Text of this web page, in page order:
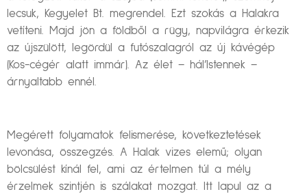
lecsuk, Kegyelet Bt. megrendel. Ezt szokás a Halakra
vetíteni. Majd jön a földből a rügy, napvilágra érkezik
az újszülött, legördül a futószalagról az új kávégép
(Kos-cégér alatt immár). Az élet – hál’Istennek –
árnyaltabb ennél.
Megérett folyamatok felismerése, következtetések
levonása, összegzés. A Halak vizes elemű; olyan
bölcsülést kínál fel, ami az értelmen túl a mély
érzelmek szintjén is szálakat mozgat. Itt lapul az a